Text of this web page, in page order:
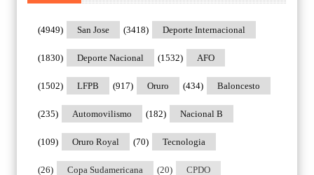
San Jose
(4949) Deporte Internacional
(3418)
Deporte Nacional
(1830) AFO
(1532)
LFPB
(1502) Oruro
(917) Baloncesto
(434)
Automovilismo
(235) Nacional B
(182)
Oruro Royal
(109) Tecnologia
(70)
Copa Sudamericana
(26) CPDO
(20)